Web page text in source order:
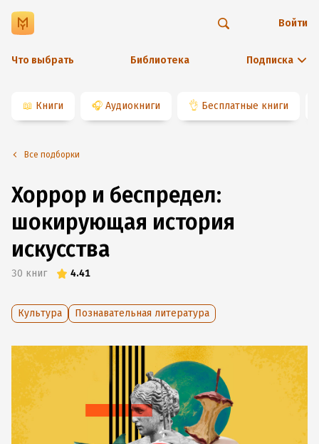
Что выбрать Библиотека Подписка
Войти
📖 Книги 🎧 Аудиокниги 👌 Бесплатные книги
Все подборки
Хоррор и беспредел:
шокирующая история
искусства
30 книг 4.41
Культура Познавательная литература